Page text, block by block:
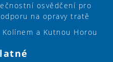
osvědčení pro
na opravy tratě
a Kutnou Horou